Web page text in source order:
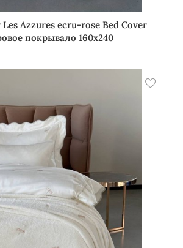
Azzures ecru-rose Bed Cover
покрывало 160х240